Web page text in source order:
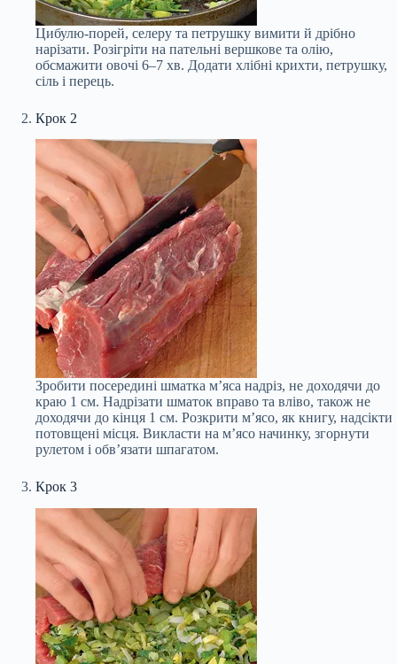
Цибулю-порей, селеру та петрушку вимити й дрібно
нарізати. Розігріти на пательні вершкове та олію,
обсмажити овочі 6–7 хв. Додати хлібні крихти, петрушку,
сіль і перець.
Крок 2
Зробити посередині шматка м’яса надріз, не доходячи до
краю 1 см. Надрізати шматок вправо та вліво, також не
доходячи до кінця 1 см. Розкрити м’ясо, як книгу, надсікти
потовщені місця. Викласти на м’ясо начинку, згорнути
рулетом і обв’язати шпагатом.
Крок 3